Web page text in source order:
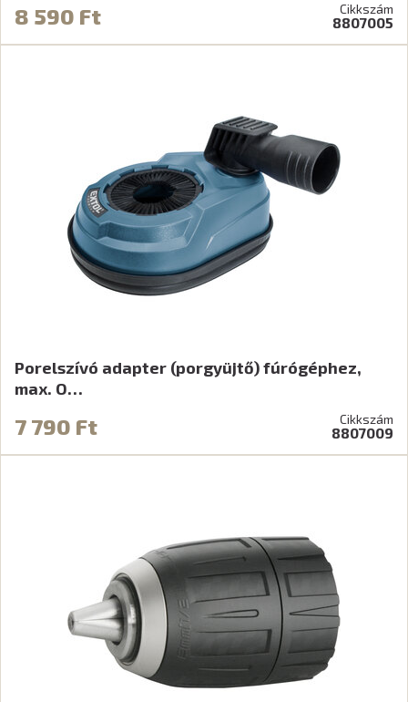
8 590 Ft Cikkszám
8807005
Porelszívó adapter (porgyüjtő) fúrógéphez,
max. O…
7 790 Ft Cikkszám
8807009